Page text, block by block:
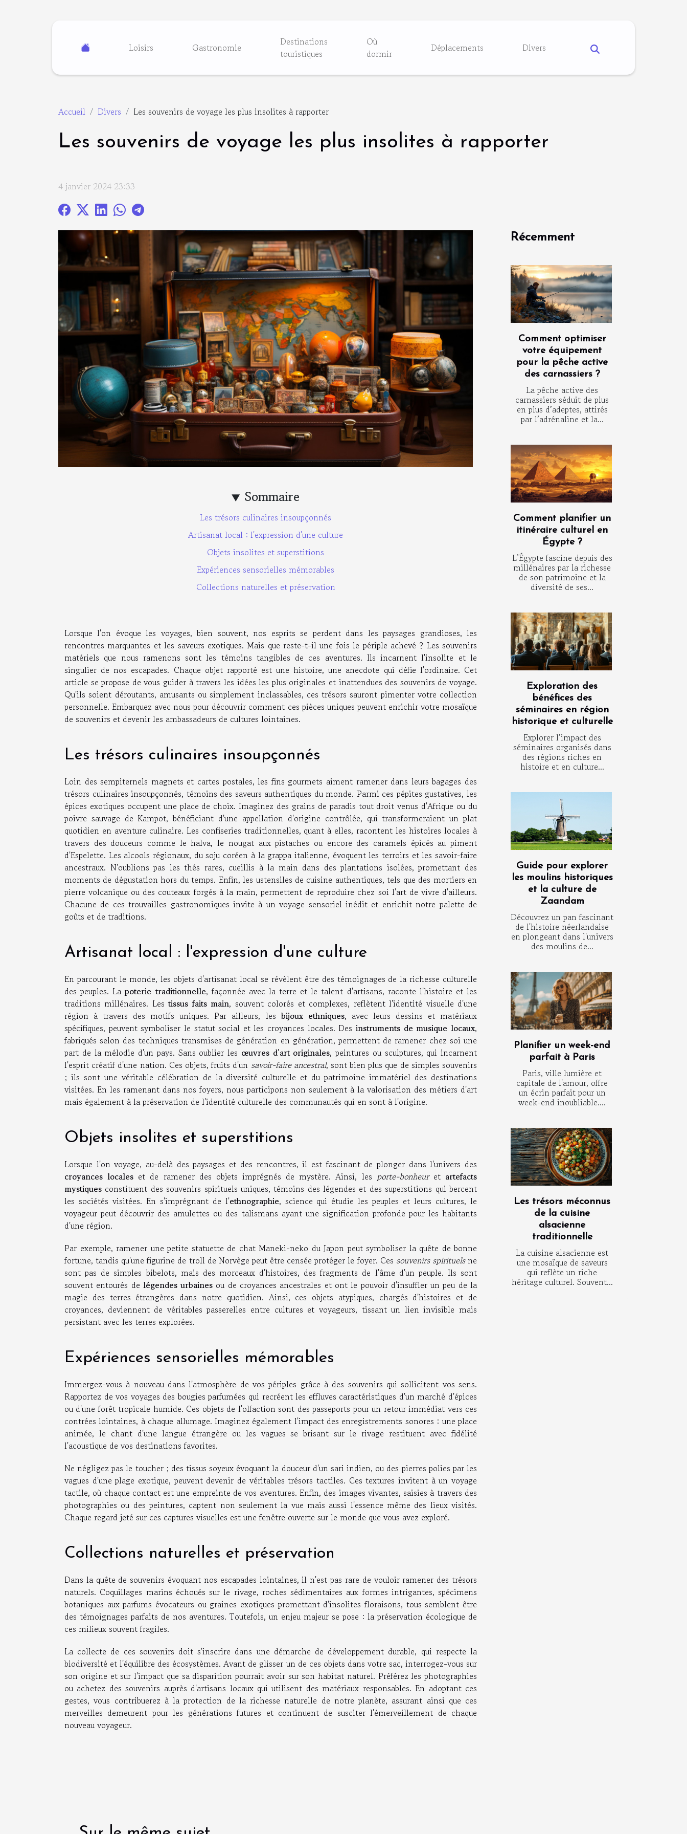
Loisirs Gastronomie
Destinations
touristiques
Où
dormir
Déplacements Divers
Accueil Divers Les souvenirs de voyage les plus insolites à rapporter
Les souvenirs de voyage les plus insolites à rapporter
4 janvier 2024 23:33
Sommaire
Les trésors culinaires insoupçonnés
Artisanat local : l'expression d'une culture
Objets insolites et superstitions
Expériences sensorielles mémorables
Collections naturelles et préservation
Lorsque l'on évoque les voyages, bien souvent, nos esprits se perdent dans les paysages grandioses, les
rencontres marquantes et les saveurs exotiques. Mais que reste-t-il une fois le périple achevé ? Les souvenirs
matériels que nous ramenons sont les témoins tangibles de ces aventures. Ils incarnent l'insolite et le
singulier de nos escapades. Chaque objet rapporté est une histoire, une anecdote qui défie l'ordinaire. Cet
article se propose de vous guider à travers les idées les plus originales et inattendues des souvenirs de voyage.
Qu'ils soient déroutants, amusants ou simplement inclassables, ces trésors sauront pimenter votre collection
personnelle. Embarquez avec nous pour découvrir comment ces pièces uniques peuvent enrichir votre mosaïque
de souvenirs et devenir les ambassadeurs de cultures lointaines.
Les trésors culinaires insoupçonnés
Loin des sempiternels magnets et cartes postales, les fins gourmets aiment ramener dans leurs bagages des
trésors culinaires insoupçonnés, témoins des saveurs authentiques du monde. Parmi ces pépites gustatives, les
épices exotiques occupent une place de choix. Imaginez des grains de paradis tout droit venus d'Afrique ou du
poivre sauvage de Kampot, bénéficiant d'une appellation d'origine contrôlée, qui transformeraient un plat
quotidien en aventure culinaire. Les confiseries traditionnelles, quant à elles, racontent les histoires locales à
travers des douceurs comme le halva, le nougat aux pistaches ou encore des caramels épicés au piment
d'Espelette. Les alcools régionaux, du soju coréen à la grappa italienne, évoquent les terroirs et les savoir-faire
ancestraux. N'oublions pas les thés rares, cueillis à la main dans des plantations isolées, promettant des
moments de dégustation hors du temps. Enfin, les ustensiles de cuisine authentiques, tels que des mortiers en
pierre volcanique ou des couteaux forgés à la main, permettent de reproduire chez soi l'art de vivre d'ailleurs.
Chacune de ces trouvailles gastronomiques invite à un voyage sensoriel inédit et enrichit notre palette de
goûts et de traditions.
Artisanat local : l'expression d'une culture
En parcourant le monde, les objets d'artisanat local se révèlent être des témoignages de la richesse culturelle
des peuples. Lapoterie traditionnelle, façonnée avec la terre et le talent d'artisans, raconte l'histoire et les
traditions millénaires. Lestissus faits main, souvent colorés et complexes, reflètent l'identité visuelle d'une
région à travers des motifs uniques. Par ailleurs, les bijoux ethniques, avec leurs dessins et matériaux
spécifiques, peuvent symboliser le statut social et les croyances locales. Desinstruments de musique locaux,
fabriqués selon des techniques transmises de génération en génération, permettent de ramener chez soi une
part de la mélodie d'un pays. Sans oublier les œuvres d'art originales, peintures ou sculptures, qui incarnent
l'esprit créatif d'une nation. Ces objets, fruits d'un savoir-faire ancestral, sont bien plus que de simples souvenirs
; ils sont une véritable célébration de la diversité culturelle et du patrimoine immatériel des destinations
visitées. En les ramenant dans nos foyers, nous participons non seulement à la valorisation des métiers d'art
mais également à la préservation de l'identité culturelle des communautés qui en sont à l'origine.
Objets insolites et superstitions
Lorsque l'on voyage, au-delà des paysages et des rencontres, il est fascinant de plonger dans l'univers des
croyances locales et de ramener des objets imprégnés de mystère. Ainsi, les porte-bonheuret artefacts
mystiques constituent des souvenirs spirituels uniques, témoins des légendes et des superstitions qui bercent
les sociétés visitées. En s'imprégnant de l'ethnographie, science qui étudie les peuples et leurs cultures, le
voyageur peut découvrir des amulettes ou des talismans ayant une signification profonde pour les habitants
d'une région.
Par exemple, ramener une petite statuette de chat Maneki-neko du Japon peut symboliser la quête de bonne
fortune, tandis qu'une figurine de troll de Norvège peut être censée protéger le foyer. Ces souvenirs spirituelsne
sont pas de simples bibelots, mais des morceaux d'histoires, des fragments de l'âme d'un peuple. Ils sont
souvent entourés de légendes urbaines ou de croyances ancestrales et ont le pouvoir d'insuffler un peu de la
magie des terres étrangères dans notre quotidien. Ainsi, ces objets atypiques, chargés d'histoires et de
croyances, deviennent de véritables passerelles entre cultures et voyageurs, tissant un lien invisible mais
persistant avec les terres explorées.
Expériences sensorielles mémorables
Immergez-vous à nouveau dans l'atmosphère de vos périples grâce à des souvenirs qui sollicitent vos sens.
Rapportez de vos voyages des bougies parfumées qui recréent les effluves caractéristiques d'un marché d'épices
ou d'une forêt tropicale humide. Ces objets de l'olfaction sont des passeports pour un retour immédiat vers ces
contrées lointaines, à chaque allumage. Imaginez également l'impact des enregistrements sonores : une place
animée, le chant d'une langue étrangère ou les vagues se brisant sur le rivage restituent avec fidélité
l'acoustique de vos destinations favorites.
Ne négligez pas le toucher ; des tissus soyeux évoquant la douceur d'un sari indien, ou des pierres polies par les
vagues d'une plage exotique, peuvent devenir de véritables trésors tactiles. Ces textures invitent à un voyage
tactile, où chaque contact est une empreinte de vos aventures. Enfin, des images vivantes, saisies à travers des
photographies ou des peintures, captent non seulement la vue mais aussi l'essence même des lieux visités.
Chaque regard jeté sur ces captures visuelles est une fenêtre ouverte sur le monde que vous avez exploré.
Collections naturelles et préservation
Dans la quête de souvenirs évoquant nos escapades lointaines, il n'est pas rare de vouloir ramener des trésors
naturels. Coquillages marins échoués sur le rivage, roches sédimentaires aux formes intrigantes, spécimens
botaniques aux parfums évocateurs ou graines exotiques promettant d'insolites floraisons, tous semblent être
des témoignages parfaits de nos aventures. Toutefois, un enjeu majeur se pose : la préservation écologique de
ces milieux souvent fragiles.
La collecte de ces souvenirs doit s'inscrire dans une démarche de développement durable, qui respecte la
biodiversité et l'équilibre des écosystèmes. Avant de glisser un de ces objets dans votre sac, interrogez-vous sur
son origine et sur l'impact que sa disparition pourrait avoir sur son habitat naturel. Préférez les photographies
ou achetez des souvenirs auprès d'artisans locaux qui utilisent des matériaux responsables. En adoptant ces
gestes, vous contribuerez à la protection de la richesse naturelle de notre planète, assurant ainsi que ces
merveilles demeurent pour les générations futures et continuent de susciter l'émerveillement de chaque
nouveau voyageur.
Récemment
Comment optimiser
votre équipement
pour la pêche active
des carnassiers ?
La pêche active des
carnassiers séduit de plus
en plus d’adeptes, attirés
par l’adrénaline et la...
Comment planifier un
itinéraire culturel en
Égypte ?
L’Égypte fascine depuis des
millénaires par la richesse
de son patrimoine et la
diversité de ses...
Exploration des
bénéfices des
séminaires en région
historique et culturelle
Explorer l’impact des
séminaires organisés dans
des régions riches en
histoire et en culture...
Guide pour explorer
les moulins historiques
et la culture de
Zaandam
Découvrez un pan fascinant
de l'histoire néerlandaise
en plongeant dans l'univers
des moulins de...
Planifier un week-end
parfait à Paris
Paris, ville lumière et
capitale de l'amour, offre
un écrin parfait pour un
week-end inoubliable....
Les trésors méconnus
de la cuisine
alsacienne
traditionnelle
La cuisine alsacienne est
une mosaïque de saveurs
qui reflète un riche
héritage culturel. Souvent...